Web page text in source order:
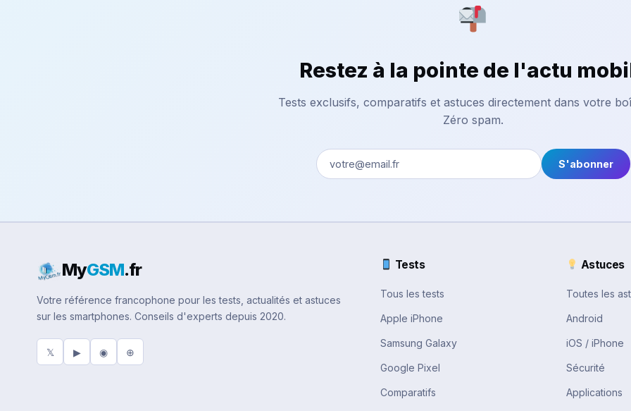
Restez à la pointe de l'actu
Tests exclusifs, comparatifs et astuces directement dans votre
Zéro spam.
S'abonner
MyGSM.fr
Votre référence francophone pour les tests, actualités et astuces
sur les smartphones. Conseils d'experts depuis 2020.
𝕏 ▶ ◉ ⊕
Tests
Tous les tests
Apple iPhone
Samsung Galaxy
Google Pixel
Comparatifs
Astuces
Toutes les
Android
iOS / iPhone
Sécurité
Applications